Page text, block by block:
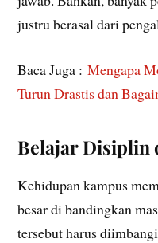
justru berasal dari
Baca Juga :Mengapa
Turun Drastis dan
Belajar Disiplin
Kehidupan kampus
besar di bandingkan
tersebut harus